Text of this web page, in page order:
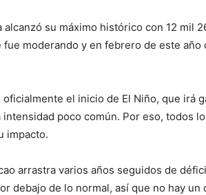
su máximo histórico con 12 mil
moderando y en febrero de este año
el inicio de El Niño, que irá
poco común. Por eso, todos
impacto.
arrastra varios años seguidos de
debajo de lo normal, así que no hay un